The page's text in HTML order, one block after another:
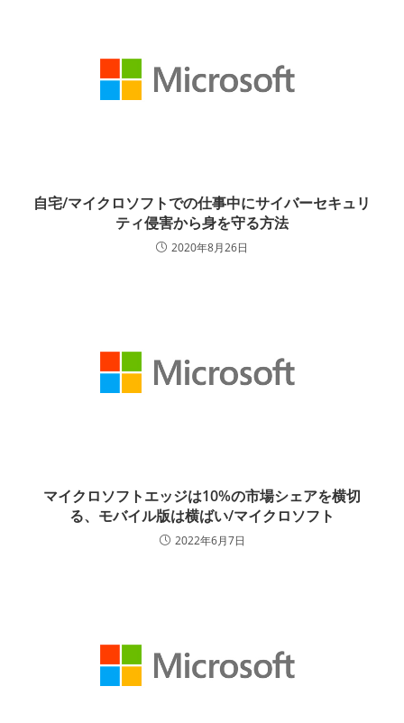
自宅/マイクロソフトでの仕事中にサイバーセキュリ
ティ侵害から身を守る方法
2020年8月26日
マイクロソフトエッジは10%の市場シェアを横切
る、モバイル版は横ばい/マイクロソフト
2022年6月7日